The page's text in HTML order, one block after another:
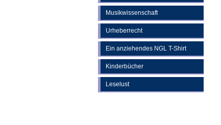
Musikwissenschaft
Urheberrecht
Ein anziehendes NGL T-Shirt
Kinderbücher
Leselust